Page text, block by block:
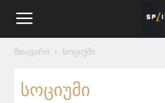
მთავარი სოციუმი
სოციუმი